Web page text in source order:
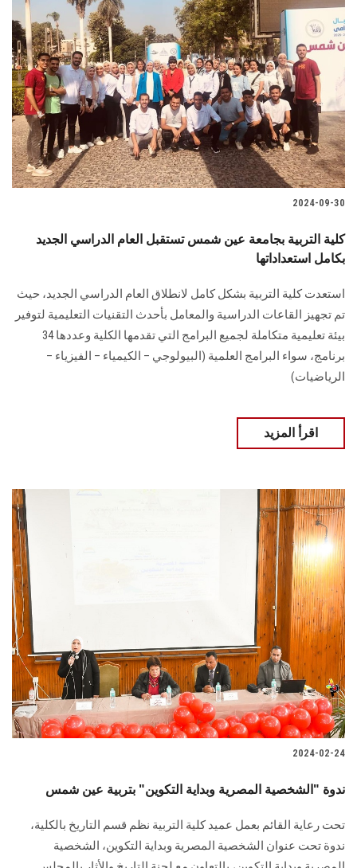
2024-09-30
كلية التربية بجامعة عين شمس تستقبل العام الدراسي الجديد
بكامل استعداداتها
استعدت كلية التربية بشكل كامل لانطلاق العام الدراسي الجديد، حيث
تم ‏تجهيز القاعات الدراسية والمعامل بأحدث التقنيات التعليمية لتوفير
بيئة تعليمية متكاملة لجميع ‏البرامج التي تقدمها الكلية وعددها 34
برنامج، سواء البرامج العلمية (البيولوجي – الكيمياء – ‏الفيزياء –
الرياضيات)
اقرأ المزيد
2024-02-24
ندوة "الشخصية المصرية وبداية التكوين" بتربية عين شمس
تحت رعاية القائم بعمل عميد كلية التربية نظم قسم التاريخ بالكلية،
ندوة تحت عنوان الشخصية المصرية وبداية التكوين، الشخصية